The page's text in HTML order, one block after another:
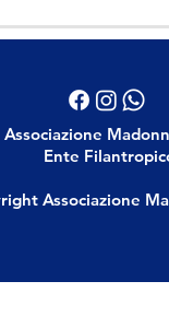
Associazione
Ente
Associazione